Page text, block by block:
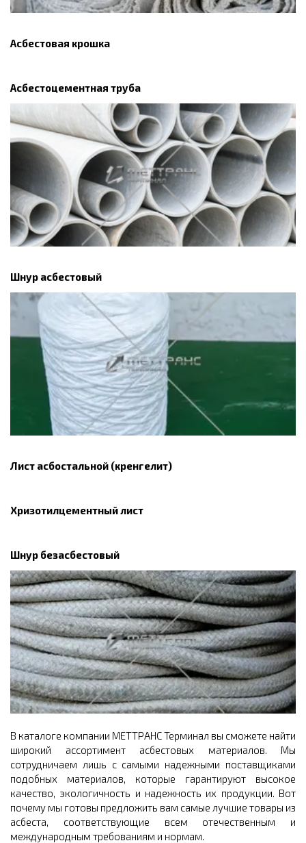
Асбестовая крошка
Асбестоцементная труба
Шнур асбестовый
Лист асбостальной (кренгелит)
Хризотилцементный лист
Шнур безасбестовый
В каталоге компании МЕТТРАНС Терминал вы сможете найти
широкий ассортимент асбестовых материалов. Мы
сотрудничаем лишь с самыми надежными поставщиками
подобных материалов, которые гарантируют высокое
качество, экологичность и надежность их продукции. Вот
почему мы готовы предложить вам самые лучшие товары из
асбеста, соответствующие всем отечественным и
международным требованиям и нормам.